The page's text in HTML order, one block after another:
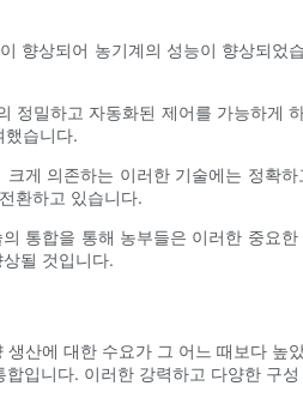
향상되어 농기계의 성능이 향상되었
정밀하고 자동화된 제어를 가능하게
했습니다.
게 의존하는 이러한 기술에는 정확
환하고 있습니다.
통합을 통해 농부들은 이러한 중요
될 것입니다.
산에 대한 수요가 그 어느 때보다 높
입니다. 이러한 강력하고 다양한 구